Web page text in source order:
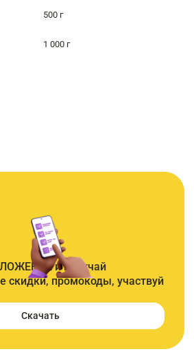
500 г
1 000 г
и получай
скидки, промокоды, участвуй
Скачать